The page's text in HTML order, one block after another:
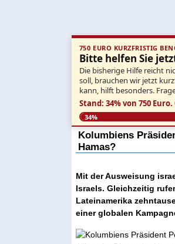
750 EURO KURZFRISTIG
Bitte helfen Sie
Die bisherige Hilfe reicht
soll, brauchen wir jetzt
kann, hilft besonders.
Stand: 34% von 750 Euro.
34%
Kolumbiens
Hamas?
Mit der Ausweisung
Israels. Gleichzeitig
Lateinamerika
einer globalen